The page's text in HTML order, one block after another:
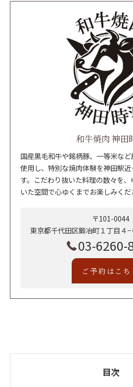
和牛焼肉 神田
国産黒毛和牛や銘柄豚、一等米な
使用し、特別な焼肉体験を神田駅
す。こだわり抜いた料理の数々を
いた空間で心ゆくまでお楽しみくだ
〒101-0044
東京都千代田区鍛冶町１丁目４
03-6260-
ご予約はこち
目次